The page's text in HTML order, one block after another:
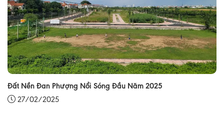
Đất Nền Đan Phượng Nổi Sóng Đầu Năm 2025
27/02/2025